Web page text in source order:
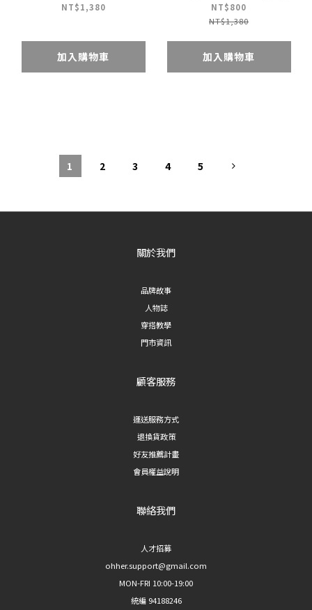
NT$1,380
加入購物車
NT$800
NT$1,380
加入購物車
1 2 3 4 5
關於我們
品牌故事
人物誌
穿搭教學
門市資訊
顧客服務
運送服務方式
退換貨政策
好友推薦計畫
會員權益說明
聯絡我們
人才招募
ohher.support@gmail.com
MON-FRI 10:00-19:00
統編 94188246